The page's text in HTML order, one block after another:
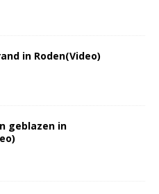
in Roden(Video)
geblazen in